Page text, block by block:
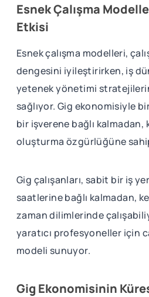
Esnek Çalışma
Etkisi
Esnek çalışma modelleri,
dengesini iyileştirirken, iş
yetenek yönetimi
sağlıyor. Gig ekonomisiyle
bir işverene bağlı kalmadan,
oluşturma özgürlüğüne
Gig çalışanları, sabit bir iş
saatlerine bağlı kalmadan,
zaman dilimlerinde
yaratıcı profesyoneller için
modeli sunuyor.
Gig Ekonomisinin